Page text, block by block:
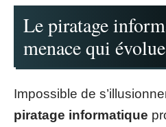
Le piratage
menace qui
Impossible de
piratage informatique